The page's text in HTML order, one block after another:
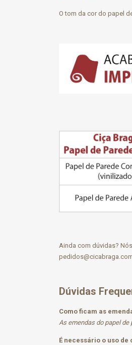
O tom da cor do papel
Ainda com dúvidas?
Dúvidas
Como ficam as
As emendas do papel
É necessário o uso de